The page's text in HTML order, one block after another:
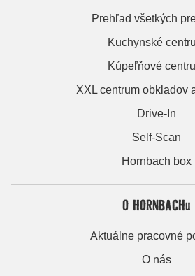
Prehľad všetkých
Kuchynské
Kúpeľňové
XXL centrum obkladov
Drive-In
Self-Scan
Hornbach box
O HORNBACHu
Aktuálne pracovné
O nás